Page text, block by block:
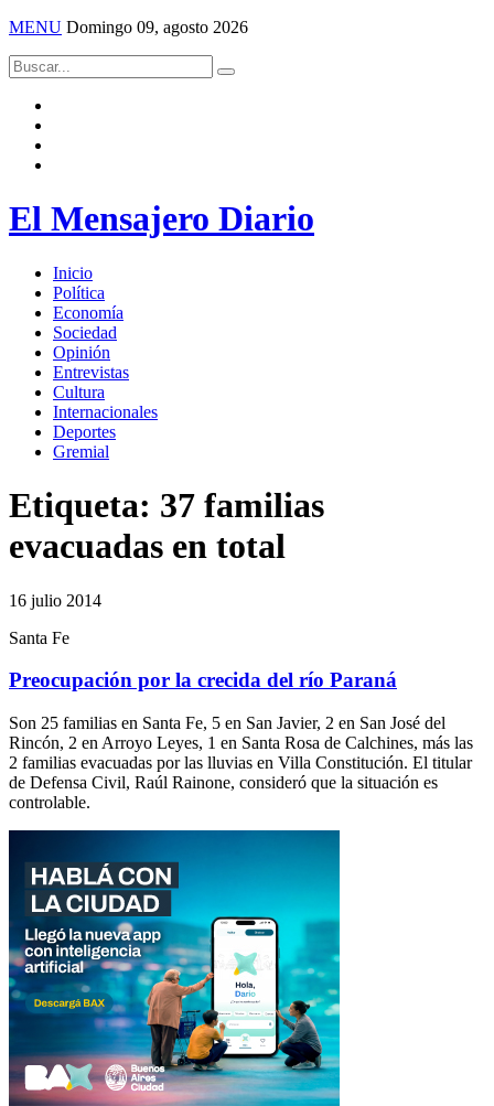
MENU Domingo 09, agosto 2026
El Mensajero Diario
Inicio
Política
Economía
Sociedad
Opinión
Entrevistas
Cultura
Internacionales
Deportes
Gremial
Etiqueta: 37 familias
evacuadas en total
16 julio 2014
Santa Fe
Preocupación por la crecida del río Paraná
Son 25 familias en Santa Fe, 5 en San Javier, 2 en San José del
Rincón, 2 en Arroyo Leyes, 1 en Santa Rosa de Calchines, más las
2 familias evacuadas por las lluvias en Villa Constitución. El titular
de Defensa Civil, Raúl Rainone, consideró que la situación es
controlable.